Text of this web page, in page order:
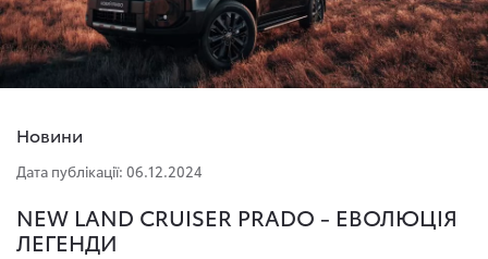
Новини
Дата публікації: 06.12.2024
NEW LAND CRUISER PRADO - ЕВОЛЮЦІЯ
ЛЕГЕНДИ